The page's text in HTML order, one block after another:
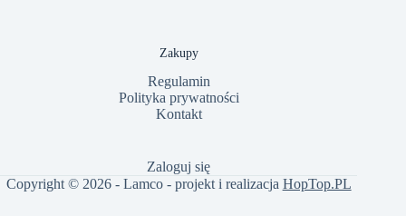
Zakupy
Regulamin
Polityka prywatności
Kontakt
Zaloguj się
Copyright © 2026 - Lamco - projekt i realizacja HopTop.PL